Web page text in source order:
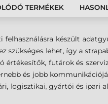
TERMÉKEK
készült
szükséges lehet, így a
értékesítők, futárok és
és jobb
logisztikai, gyártói és ipari